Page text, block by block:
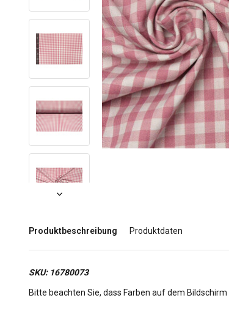
Produktbeschreibung Produktdaten
SKU: 16780073
Bitte beachten Sie, dass Farben auf dem Bildschirm